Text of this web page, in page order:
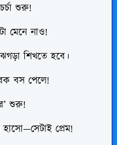
শুরু!
মেনে নাও!
শিখতে হবে।
বস পেলে!
শুরু!
প্রেম!